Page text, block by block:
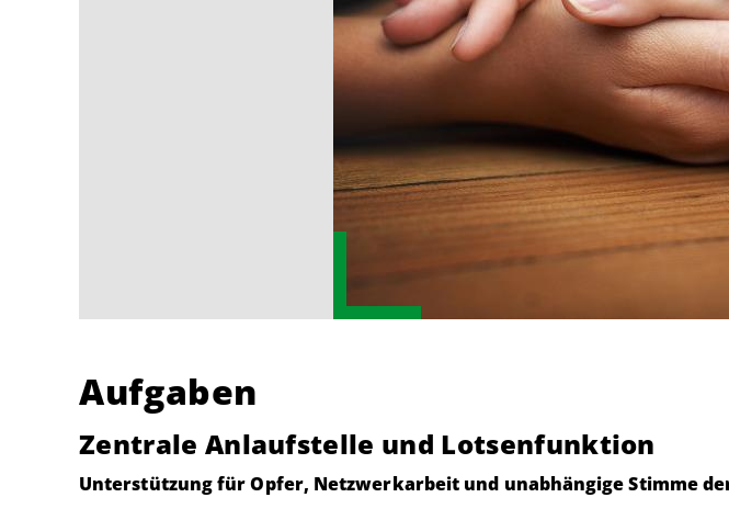
Aufgaben
Zentrale Anlaufstelle und Lotsenfunktion
Unterstützung für Opfer, Netzwerkarbeit und unabhängige Stimme